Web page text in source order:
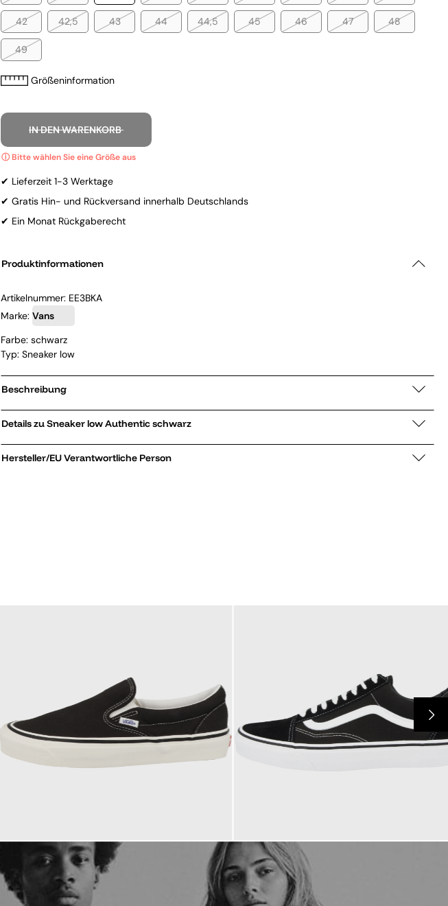
42 42,5 43 44 44,5 45 46 47 48
49
Größeninformation
IN DEN WARENKORB
✔ Lieferzeit 1-3 Werktage
✔ Gratis Hin- und Rückversand innerhalb Deutschlands
✔ Ein Monat Rückgaberecht
Produktinformationen
Artikelnummer: EE3BKA
Marke: Vans
Farbe: schwarz
Typ: Sneaker low
Beschreibung
Details zu Sneaker low Authentic schwarz
Hersteller/EU Verantwortliche Person